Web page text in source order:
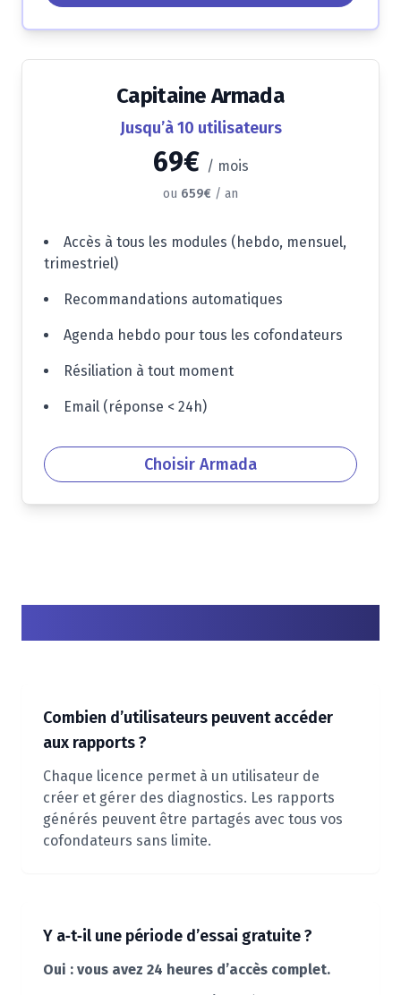
Capitaine Armada
Jusqu’à 10 utilisateurs
69€ / mois
ou 659€ / an
Accès à tous les modules (hebdo, mensuel,
trimestriel)
Recommandations automatiques
Agenda hebdo pour tous les cofondateurs
Résiliation à tout moment
Email (réponse < 24h)
Choisir Armada
Combien d’utilisateurs peuvent accéder
aux rapports ?
Chaque licence permet à un utilisateur de
créer et gérer des diagnostics. Les rapports
générés peuvent être partagés avec tous vos
cofondateurs sans limite.
Y a‑t‑il une période d’essai gratuite ?
Oui : vous avez 24 heures d’accès complet.